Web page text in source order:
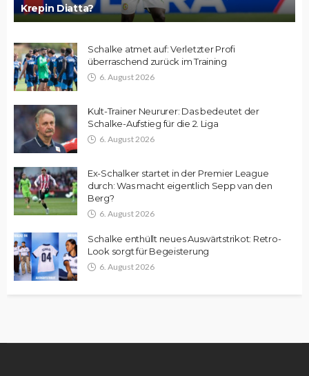
Krepin Diatta?
Schalke atmet auf: Verletzter Profi
überraschend zurück im Training
6. August 2026
Kult-Trainer Neururer: Das bedeutet der
Schalke-Aufstieg für die 2. Liga
6. August 2026
Ex-Schalker startet in der Premier League
durch: Was macht eigentlich Sepp van den
Berg?
6. August 2026
Schalke enthüllt neues Auswärtstrikot: Retro-
Look sorgt für Begeisterung
6. August 2026